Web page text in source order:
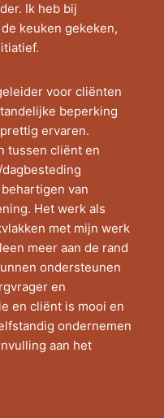
Ik heb bij
keuken gekeken,
voor cliënten
beperking
ervaren.
tussen cliënt en
van
Het werk als
met mijn werk
meer aan de rand
ondersteunen
en
en cliënt is mooi en
ondernemen
aan het